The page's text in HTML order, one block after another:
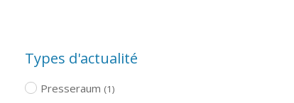
Types d'actualité
Presseraum (1)